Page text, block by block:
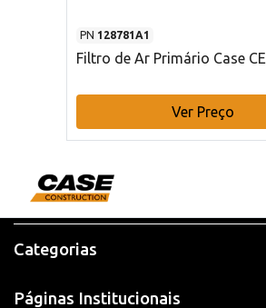
PN 128781A1
Filtro de Ar Primário Case CE
Ver Preço
Categorias
Páginas Institucionais